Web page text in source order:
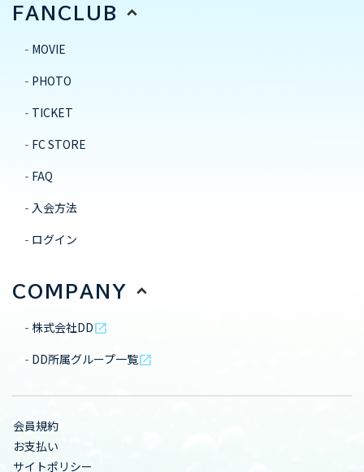
FANCLUB
MOVIE
PHOTO
TICKET
FC STORE
FAQ
入会方法
ログイン
COMPANY
株式会社DDopen_in_new
DD所属グループ一覧open_in_new
会員規約
お支払い
サイトポリシー